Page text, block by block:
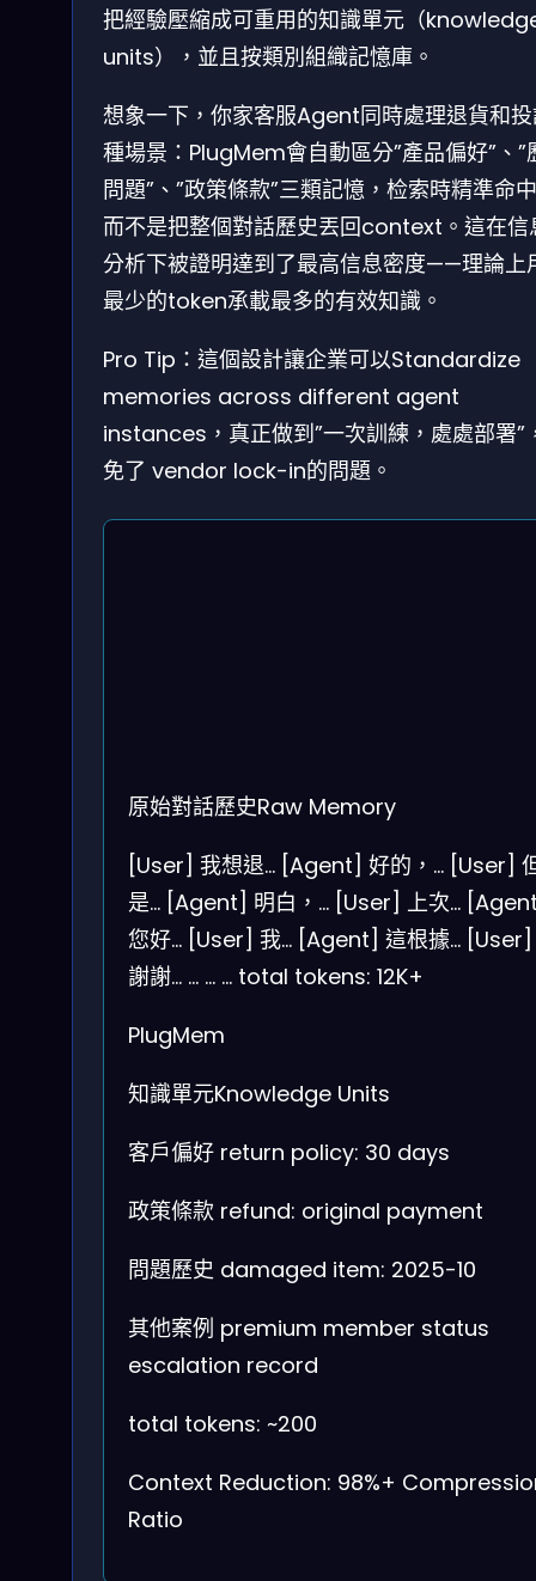
把經驗壓縮成可重用的知識單元（
units），並且按類別組織記憶庫。
想象一下，你家客服Agent同時處理退貨和
種場景：PlugMem會自動區分”產品偏好”、”
問題”、”政策條款”三類記憶，检索時精準命
而不是把整個對話歷史丟回context。這在信
分析下被證明達到了最高信息密度——理論上
最少的token承載最多的有效知識。
Pro Tip：這個設計讓企業可以Standardize
memories across different agent
instances，真正做到”一次訓練，處處部署”
免了 vendor lock-in的問題。
原始對話歷史Raw Memory
[User] 我想退… [Agent] 好的，… [User]
是… [Agent] 明白，… [User] 上次…
您好… [User] 我… [Agent] 這根據… [User]
謝謝… … … … total tokens: 12K+
PlugMem
知識單元Knowledge Units
客戶偏好 return policy: 30 days
政策條款 refund: original payment
問題歷史 damaged item: 2025-10
其他案例 premium member status
escalation record
total tokens: ~200
Context Reduction: 98%+
Ratio